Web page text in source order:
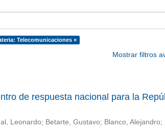
Telecomunicaciones ×
Mostrar filtros
de respuesta nacional para la
Leonardo; Betarte, Gustavo; Blanco, Alejandro;